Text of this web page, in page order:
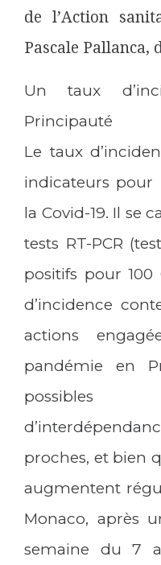
de l’Action
Pascale
Un taux
Principauté
Le taux
indicateurs pour
la Covid-19. Il se
tests RT-PCR
positifs pour 100
d’incidence
actions
pandémie en
possibles
proches, et bien
augmentent
Monaco, après
semaine du 7